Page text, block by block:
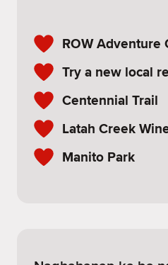
ROW Adventure
Try a new local
Centennial Trail
Latah Creek
Manito Park